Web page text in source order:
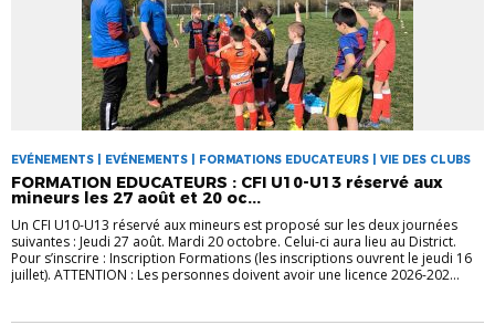
EVÉNEMENTS | EVÉNEMENTS | FORMATIONS EDUCATEURS | VIE DES CLUBS
FORMATION EDUCATEURS : CFI U10-U13 réservé aux
mineurs les 27 août et 20 oc...
Un CFI U10-U13 réservé aux mineurs est proposé sur les deux journées
suivantes : Jeudi 27 août. Mardi 20 octobre. Celui-ci aura lieu au District.
Pour s’inscrire : Inscription Formations (les inscriptions ouvrent le jeudi 16
juillet). ATTENTION : Les personnes doivent avoir une licence 2026-202...